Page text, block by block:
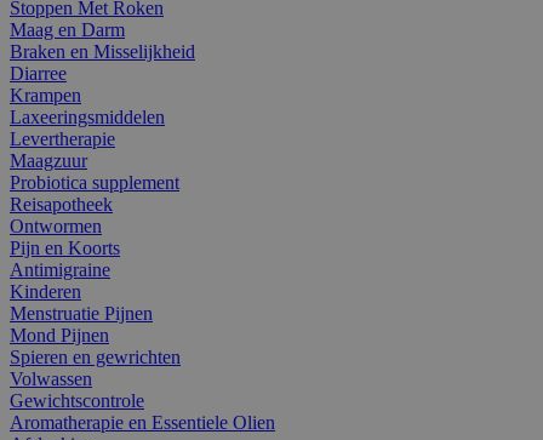
Stoppen Met Roken
Maag en Darm
Braken en Misselijkheid
Diarree
Krampen
Laxeeringsmiddelen
Levertherapie
Maagzuur
Probiotica supplement
Reisapotheek
Ontwormen
Pijn en Koorts
Antimigraine
Kinderen
Menstruatie Pijnen
Mond Pijnen
Spieren en gewrichten
Volwassen
Gewichtscontrole
Aromatherapie en Essentiele Olien